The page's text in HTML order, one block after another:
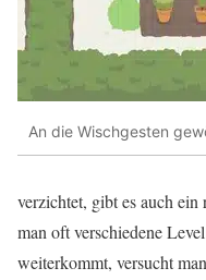
An die Wischgesten
verzichtet, gibt es auch
man oft verschiedene
weiterkommt, versucht